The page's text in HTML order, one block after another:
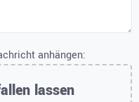
anhängen:
lassen